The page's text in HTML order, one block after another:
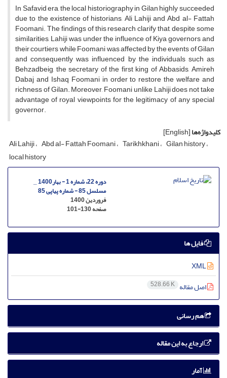
In Safavid era, the local historiography in Gilan highly succeeded
due to the existence of historians, Ali Lahiji and Abd al- Fattah
Foomani. The findings of this research clarify that, despite some
similarities, Lahiji was under the influence of Kiya governors and
their courtiers while Foomani was affected by the events of Gilan
and consequently was influenced by the individuals such as
Behzadbeig, the secretary of the first king of Abbasids, Amireh
Dabaj and Ishaq Foomani in order to restore the welfare and
richness of Gilan. Moreover, Foomani unlike Lahiji does not take
advantage of royal viewpoints for the legitimacy of any special
governor.
کلیدواژه‌ها[English]
Ali Lahiji Abd al- Fattah Foomani Tarikhkhani Gilan history
local history
دوره 22، شماره 1 - بهار1400 _
مسلسل 85 - شماره پیاپی 85
فروردین 1400
صفحه101-130
فایل ها
اصل مقاله 528.66 K
هم رسانی
ارجاع به این مقاله
آمار